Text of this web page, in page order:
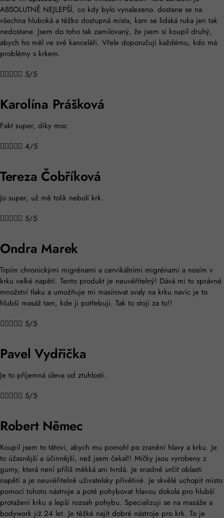
ABSOLUTNĚ NEJLEPŠÍ, co kdy bylo vynalezeno. dostane se na
všechna hluboká a těžko dostupná místa, kam se lidská ruka jen tak
nedostane. Jsem do toho tak zamilovaný, že jsem si koupil druhý,
abych ho měl ve své kanceláři. Vřele doporučuji každému, kdo má
problémy s krkem.
 5/5
Karolína Prášková
Fakt super, díky moc
 4/5
Tereza Čobříková
Jo super, už mě tolik nebolí krk.
 5/5
Ondra Marek
Trpím chronickými migrénami a cervikálními migrénami a nosím v
krku velké napětí. Tento produkt je neuvěřitelný! Dává mi to správné
množství tlaku a umožňuje mi masírovat svaly na krku navíc je to
hlubší masáž tam, kde ji potřebuji. Tak to stojí za to!!
 5/5
Pavel Vydřička
Je to příjemná úleva od ztuhlosti.
 5/5
Robert Němec
Koupil jsem to tátovi, abych mu pomohl po zranění hlavy a krku. Je
to úžasnější a účinnější, než jsem čekal!! Míčky jsou vyrobeny z
gumy, která není příliš měkká ani tvrdá. Je snadné určit oblasti
napětí a je neuvěřitelně uživatelsky přívětivé. Je skvělé uchopit místo
pomocí tohoto nástroje a poté pohybovat hlavou dokola pro hlubší
protažení krku a lepší rozsah pohybu. Specializuji se na masáže a
bodywork již 24 let. Je těžké najít dobré nástroje pro krk. To je